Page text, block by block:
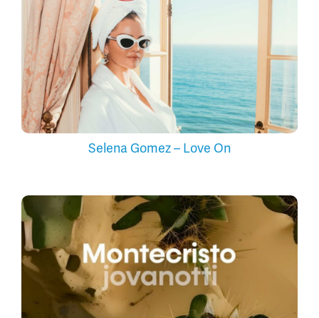
Selena Gomez – Love On